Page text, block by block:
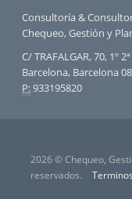
Consultoría &
Chequeo, Gestión y
C/ TRAFALGAR, 70, 1º 2ª
Barcelona, Barcelona
P:933195820
2026 © Chequeo,
reservados.